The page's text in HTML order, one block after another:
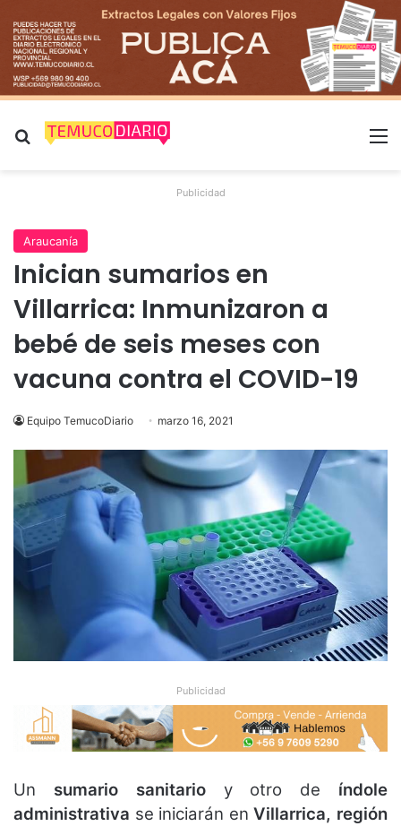
Buscar por
Publicidad
Araucanía
Inician sumarios en
Villarrica: Inmunizaron a
bebé de seis meses con
vacuna contra el COVID-19
Equipo TemucoDiario marzo 16, 2021
Publicidad
Un sumario sanitario y otro de índole
administrativa se iniciarán enVillarrica, región